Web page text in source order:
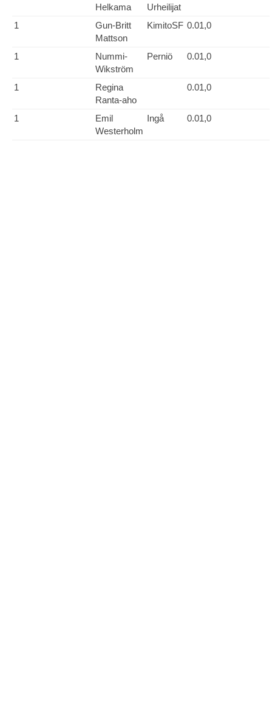
Helkama
Urheilijat
1
Gun-Britt
Mattson
KimitoSF 0.01,0
1
Nummi-
Wikström
Perniö 0.01,0
1
Regina
Ranta-aho
0.01,0
1
Emil
Westerholm
Ingå 0.01,0